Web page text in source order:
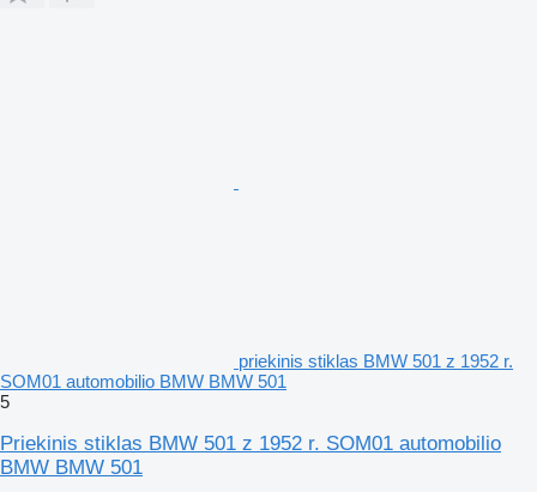
priekinis stiklas BMW 501 z 1952 r.
SOM01 automobilio BMW BMW 501
5
Priekinis stiklas BMW 501 z 1952 r. SOM01 automobilio
BMW BMW 501